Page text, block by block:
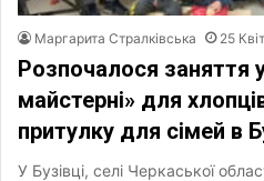
Маргарита Стралківська 25
Розпочалося заняття
майстерні» для
притулку для сімей в
У Бузівці, селі Черкаської